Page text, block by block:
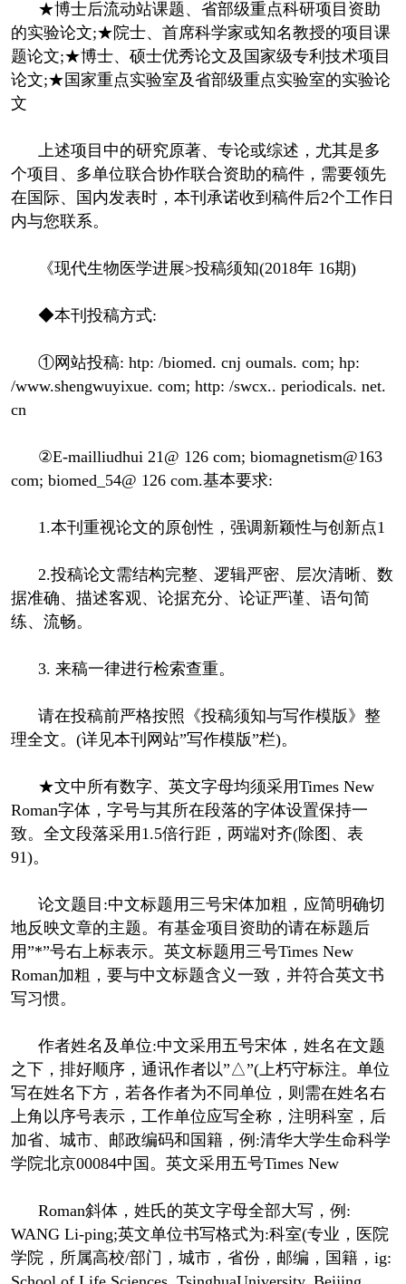
★博士后流动站课题、省部级重点科研项目资助
的实验论文;★院士、首席科学家或知名教授的项目课
题论文;★博士、硕士优秀论文及国家级专利技术项目
论文;★国家重点实验室及省部级重点实验室的实验论
文
上述项目中的研究原著、专论或综述，尤其是多
个项目、多单位联合协作联合资助的稿件，需要领先
在国际、国内发表时，本刊承诺收到稿件后2个工作日
内与您联系。
《现代生物医学进展>投稿须知(2018年 16期)
◆本刊投稿方式:
①网站投稿: htp: /biomed. cnj oumals. com; hp:
/www.shengwuyixue. com; http: /swcx.. periodicals. net.
cn
②E-mailliudhui 21@ 126 com; biomagnetism@163
com; biomed_54@ 126 com.基本要求:
1.本刊重视论文的原创性，强调新颖性与创新点1
2.投稿论文需结构完整、逻辑严密、层次清晰、数
据准确、描述客观、论据充分、论证严谨、语句简
练、流畅。
3. 来稿一律进行检索查重。
请在投稿前严格按照《投稿须知与写作模版》整
理全文。(详见本刊网站”写作模版”栏)。
★文中所有数字、英文字母均须采用Times New
Roman字体，字号与其所在段落的字体设置保持一
致。全文段落采用1.5倍行距，两端对齐(除图、表
91)。
论文题目:中文标题用三号宋体加粗，应简明确切
地反映文章的主题。有基金项目资助的请在标题后
用”*”号右上标表示。英文标题用三号Times New
Roman加粗，要与中文标题含义一致，并符合英文书
写习惯。
作者姓名及单位:中文采用五号宋体，姓名在文题
之下，排好顺序，通讯作者以”△”(上朽守标注。单位
写在姓名下方，若各作者为不同单位，则需在姓名右
上角以序号表示，工作单位应写全称，注明科室，后
加省、城市、邮政编码和国籍，例:清华大学生命科学
学院北京00084中国。英文采用五号Times New
Roman斜体，姓氏的英文字母全部大写，例:
WANG Li-ping;英文单位书写格式为:科室(专业，医院
学院，所属高校/部门，城市，省份，邮编，国籍，ig: